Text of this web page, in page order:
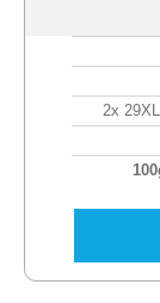
2x